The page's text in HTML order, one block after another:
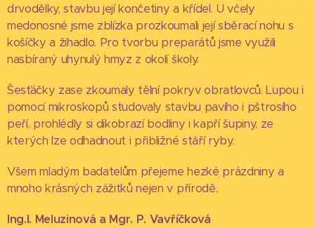
drvodělky, stavbu její končetiny a křídel. U včely
medonosné jsme zblízka prozkoumali její sběrací nohu s
košíčky a žihadlo. Pro tvorbu preparátů jsme využili
nasbíraný uhynulý hmyz z okolí školy.
Šesťáčky zase zkoumaly tělní pokryv obratlovců. Lupou i
pomocí mikroskopů studovaly stavbu pavího i pštrosího
peří, prohlédly si dikobrazí bodliny i kapří šupiny, ze
kterých lze odhadnout i přibližné stáří ryby.
Všem mladým badatelům přejeme hezké prázdniny a
mnoho krásných zážitků nejen v přírodě.
Ing.I. Meluzinová a Mgr. P. Vavříčková